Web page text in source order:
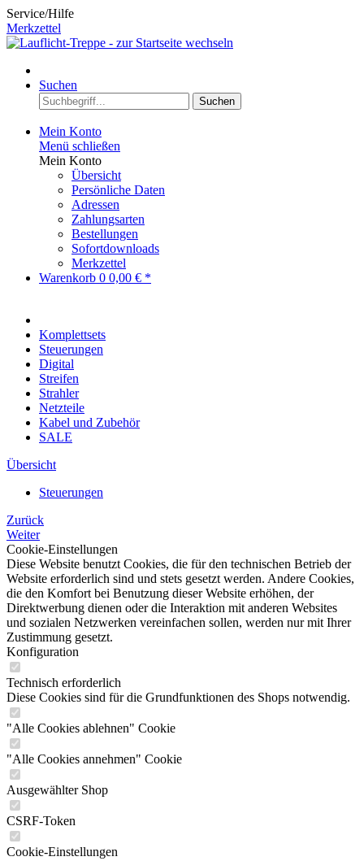
Service/Hilfe
Merkzettel
Suchen
Suchen
Mein Konto
Menü schließen
Mein Konto
Übersicht
Persönliche Daten
Adressen
Zahlungsarten
Bestellungen
Sofortdownloads
Merkzettel
Warenkorb 0 0,00 € *
Komplettsets
Steuerungen
Digital
Streifen
Strahler
Netzteile
Kabel und Zubehör
SALE
Übersicht
Steuerungen
Zurück
Weiter
Cookie-Einstellungen
Diese Website benutzt Cookies, die für den technischen Betrieb der
Website erforderlich sind und stets gesetzt werden. Andere Cookies,
die den Komfort bei Benutzung dieser Website erhöhen, der
Direktwerbung dienen oder die Interaktion mit anderen Websites
und sozialen Netzwerken vereinfachen sollen, werden nur mit Ihrer
Zustimmung gesetzt.
Konfiguration
Technisch erforderlich
Diese Cookies sind für die Grundfunktionen des Shops notwendig.
"Alle Cookies ablehnen" Cookie
"Alle Cookies annehmen" Cookie
Ausgewählter Shop
CSRF-Token
Cookie-Einstellungen